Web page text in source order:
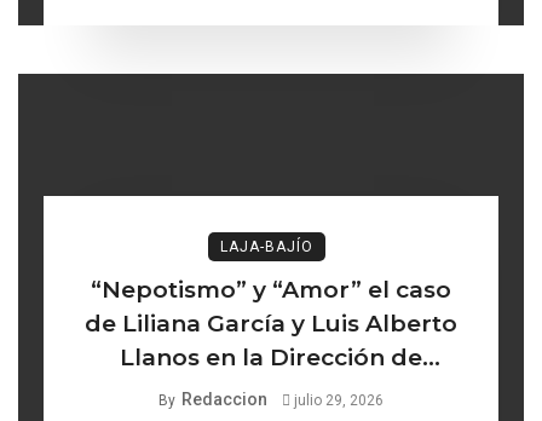
LAJA-BAJÍO
“Nepotismo” y “Amor” el caso
de Liliana García y Luis Alberto
Llanos en la Dirección de
Turismo de Comonfort la línea
By Redaccion julio 29, 2026